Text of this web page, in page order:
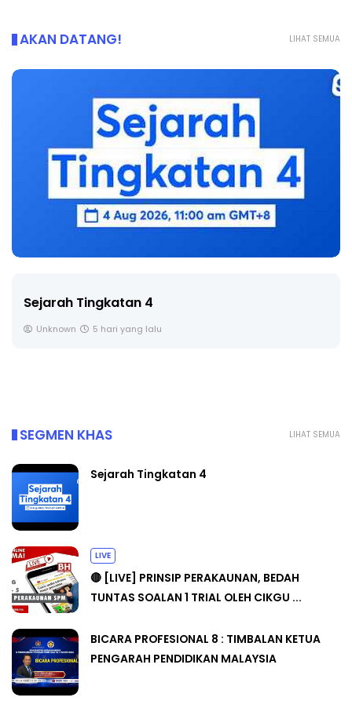
LIHAT SEMUA
AKAN DATANG!
🔴 [LIVE] PRINSIP PERAKAUNAN, BEDAH
LIHAT SEMUA
SEGMEN KHAS
Sejarah Tingkatan 4
LIVE
🔴 [LIVE] PRINSIP PERAKAUNAN, BEDAH
TUNTAS SOALAN 1 TRIAL OLEH CIKGU ...
BICARA PROFESIONAL 8 : TIMBALAN KETUA
PENGARAH PENDIDIKAN MALAYSIA